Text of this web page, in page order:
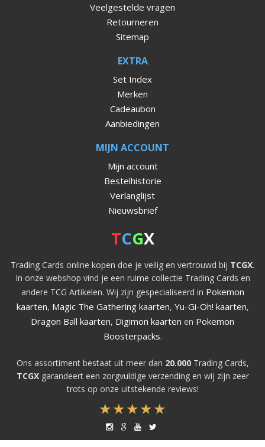
Veelgestelde vragen
Retourneren
Sitemap
EXTRA
Set Index
Merken
Cadeaubon
Aanbiedingen
MIJN ACCOUNT
Mijn account
Bestelhistorie
Verlanglijst
Nieuwsbrief
TCGX
Trading Cards online kopen doe je veilig en vertrouwd bij TCGX.
In onze webshop vind je een ruime collectie Trading Cards en
andere TCG Artikelen. Wij zijn gespecialiseerd in Pokemon
kaarten, Magic The Gathering kaarten, Yu-Gi-Oh! kaarten,
Dragon Ball kaarten, Digimon kaarten en Pokemon
Boosterpacks.
Ons assortiment bestaat uit meer dan 20.000Trading Cards,
TCGXgarandeert een zorgvuldige verzending en wij zijn zeer
trots op onze uitstekende reviews!